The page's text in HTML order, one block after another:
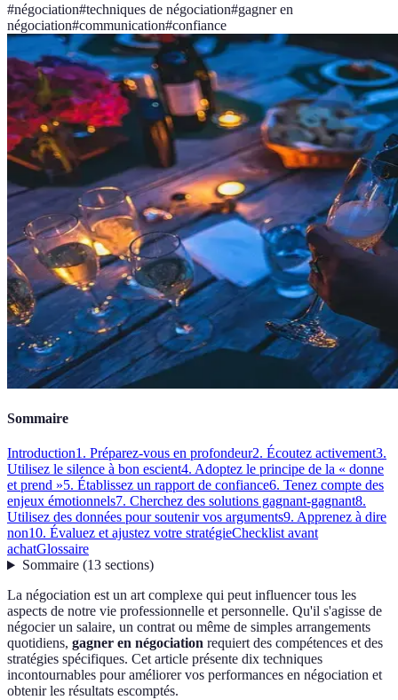
#négociation#techniques de négociation#gagner en
négociation#communication#confiance
Sommaire
Introduction1. Préparez-vous en profondeur2. Écoutez activement3.
Utilisez le silence à bon escient4. Adoptez le principe de la « donne
et prend »5. Établissez un rapport de confiance6. Tenez compte des
enjeux émotionnels7. Cherchez des solutions gagnant-gagnant8.
Utilisez des données pour soutenir vos arguments9. Apprenez à dire
non10. Évaluez et ajustez votre stratégieChecklist avant
achatGlossaire
Sommaire(13 sections)
La négociation est un art complexe qui peut influencer tous les
aspects de notre vie professionnelle et personnelle. Qu'il s'agisse de
négocier un salaire, un contrat ou même de simples arrangements
quotidiens, gagner en négociation requiert des compétences et des
stratégies spécifiques. Cet article présente dix techniques
incontournables pour améliorer vos performances en négociation et
obtenir les résultats escomptés.